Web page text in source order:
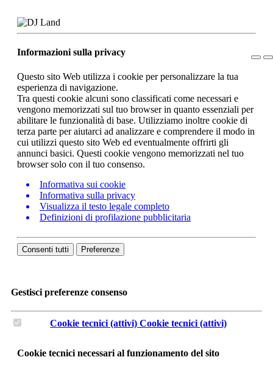
Informazioni sulla privacy
Questo sito Web utilizza i cookie per personalizzare la tua
esperienza di navigazione.
Tra questi cookie alcuni sono classificati come necessari e
vengono memorizzati sul tuo browser in quanto essenziali per
abilitare le funzionalità di base. Utilizziamo inoltre cookie di
terza parte per aiutarci ad analizzare e comprendere il modo in
cui utilizzi questo sito Web ed eventualmente offrirti gli
annunci basici. Questi cookie vengono memorizzati nel tuo
browser solo con il tuo consenso.
Informativa sui cookie
Informativa sulla privacy
Visualizza il testo legale completo
Definizioni di profilazione pubblicitaria
Consenti tutti Preferenze
Gestisci preferenze consenso
Cookie tecnici (attivi) Cookie tecnici (attivi)
Cookie tecnici necessari al funzionamento del sito